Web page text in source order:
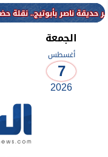
الجمعة
أغسطس
7
2026